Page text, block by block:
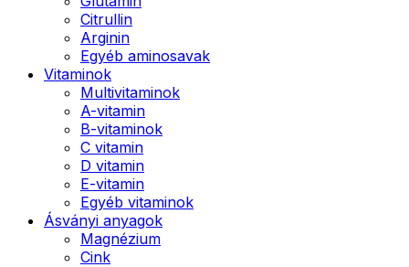
Citrullin
Arginin
Egyéb aminosavak
Vitaminok
Multivitaminok
A-vitamin
B-vitaminok
C vitamin
D vitamin
E-vitamin
Egyéb vitaminok
Ásványi anyagok
Magnézium
Cink